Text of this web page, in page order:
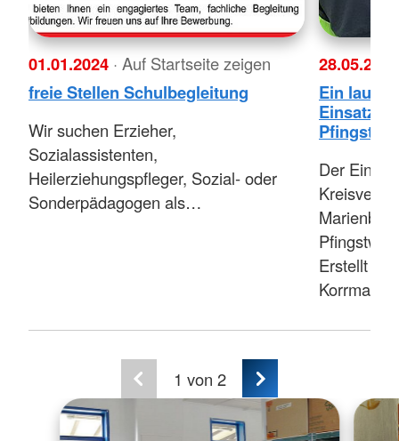
01.01.2024 · Auf Startseite zeigen
freie Stellen Schulbegleitung
Wir suchen Erzieher,
Sozialassistenten,
Heilerziehungspfleger, Sozial- oder
Sonderpädagogen als…
Ein lauter
Der
Erstellt
Korrmann
1 von 2